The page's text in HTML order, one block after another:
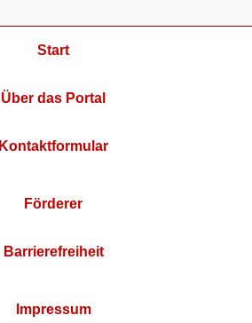
Start
Über das Portal
Kontaktformular
Förderer
Barrierefreiheit
Impressum